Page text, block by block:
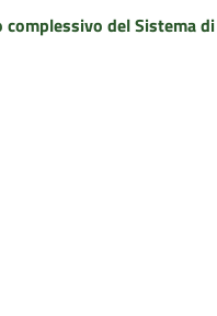
del Sistema